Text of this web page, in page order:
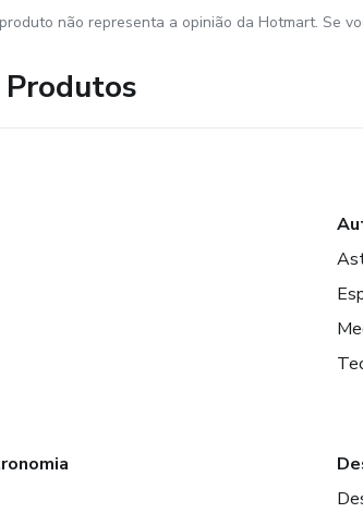
não representa a opinião da Hotmart. Se